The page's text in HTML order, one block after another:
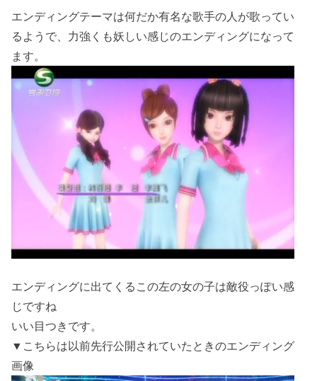
エンディングテーマは何だか有名な歌手の人が歌ってい
るようで、力強くも妖しい感じのエンディングになって
ます。
エンディングに出てくるこの左の女の子は敵役っぽい感
じですね
いい目つきです。
▼こちらは以前先行公開されていたときのエンディング
画像